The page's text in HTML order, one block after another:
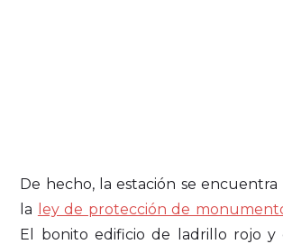
De hecho, la estación se
la
ley de protección de
El bonito edificio de ladrillo rojo y